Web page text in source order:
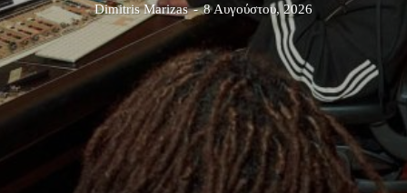
Dimitris Marizas - 8 Αυγούστου, 2026